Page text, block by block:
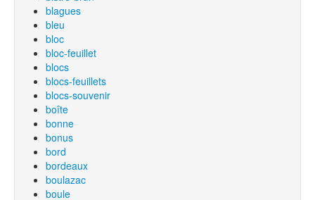
blagues
bleu
bloc
bloc-feuillet
blocs
blocs-feuillets
blocs-souvenir
boîte
bonne
bonus
bord
bordeaux
boulazac
boule